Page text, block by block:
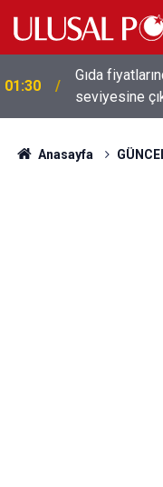
01:30
Gıda
seviyesine
01:26
duyurusu
Anasayfa